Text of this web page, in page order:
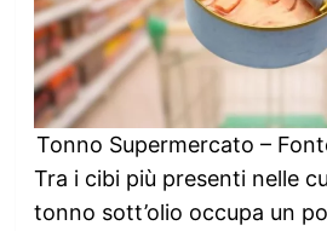
Tonno Supermercato –
Tra i cibi più presenti nelle
tonno sott’olio occupa un